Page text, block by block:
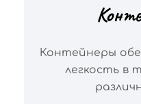
Контейнеры
легкость в